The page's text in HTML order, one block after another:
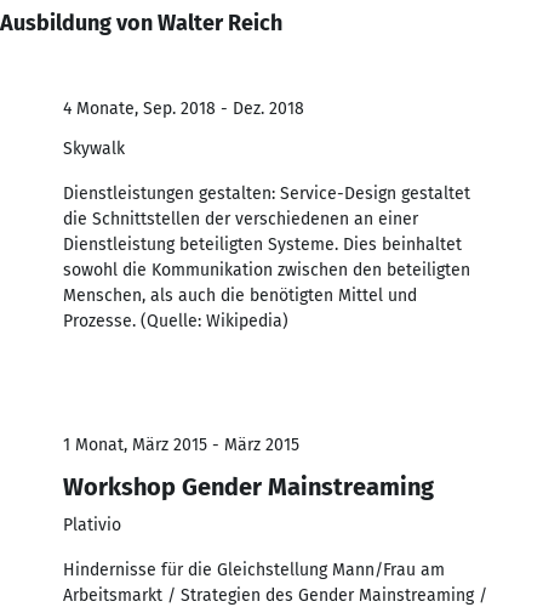
Ausbildung von Walter Reich
4 Monate, Sep. 2018 - Dez. 2018
Skywalk
Dienstleistungen gestalten: Service-Design gestaltet
die Schnittstellen der verschiedenen an einer
Dienstleistung beteiligten Systeme. Dies beinhaltet
sowohl die Kommunikation zwischen den beteiligten
Menschen, als auch die benötigten Mittel und
Prozesse. (Quelle: Wikipedia)
1 Monat, März 2015 - März 2015
Workshop Gender Mainstreaming
Plativio
Hindernisse für die Gleichstellung Mann/Frau am
Arbeitsmarkt / Strategien des Gender Mainstreaming /